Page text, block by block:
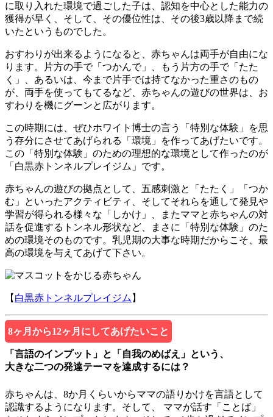
に取り入れた環境で過ごした子は、認知を中心とした能力の
獲得が早く、そして、その優位性は、その後3歳以降まで続
いたというものでした。
おすわりが出来るようになると、赤ちゃんは両手が自由にな
ります。片方の手で「つかんで」、もう片方の手で「たた
く」、あるいは、今まで片手では持てなかった重さのもの
が、両手を使ってもてるなど、赤ちゃんの遊びの世界は、お
すわりを機にグーンと広がります。
この時期には、ぜひホワイト博士の言う「特別な体験」を思
う存分にさせてあげられる「環境」を作ってあげたいです。
この「特別な体験」のための理想的な環境として作ったのが
「白黒赤トンネルプレイジム」です。
赤ちゃんの遊びの拠点として、五感刺激と「たたく」「つか
む」といったアクティビティ、そしてそれらを通して発見や
学習が得られる様々な「しかけ」、またママと赤ちゃんの対
話を促進するトンネル形状など、まさに「特別な体験」のた
めの環境そのものです。乳児期の大事な時期だからこそ、最
高の環境を与えてあげて下さい。
【 白黒赤トンネルプレイジム 】
8ヶ月から12ヶ月にしてあげたいこと
「言語のインプット」と「自我のめばえ」という、
大きな二つの発達テーマを達成するには？
赤ちゃんは、8か月くらいからママの語りかけを言語として
認識するようになります。そして、 ママが話す「ことば」